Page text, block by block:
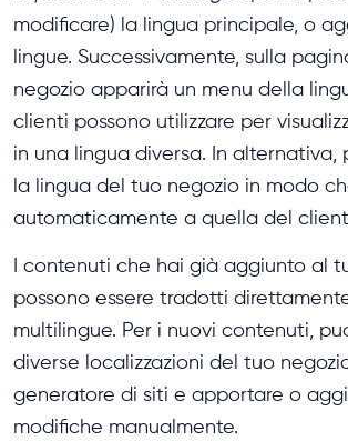
modificare) la lingua principale, o
lingue. Successivamente, sulla
negozio apparirà un menu della
clienti possono utilizzare per
in una lingua diversa. In alternativa,
la lingua del tuo negozio in modo
automaticamente a quella del
I contenuti che hai già aggiunto al
possono essere tradotti
multilingue. Per i nuovi contenuti,
diverse localizzazioni del tuo
generatore di siti e apportare o
modifiche manualmente.